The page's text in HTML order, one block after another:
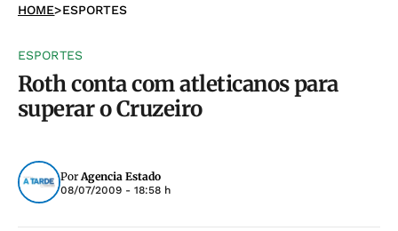
HOME>ESPORTES
ESPORTES
Roth conta com atleticanos para
superar o Cruzeiro
PorAgencia Estado
08/07/2009 - 18:58 h